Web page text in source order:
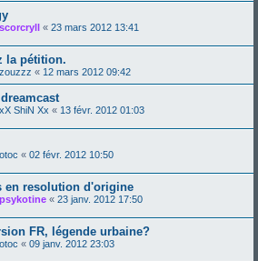
scorcryll « 23 mars 2012 13:41
la pétition.
zouzzz « 12 mars 2012 09:42
xX ShiN Xx « 13 févr. 2012 01:03
otoc « 02 févr. 2012 10:50
en resolution d'origine
psykotine « 23 janv. 2012 17:50
FR, légende urbaine?
otoc « 09 janv. 2012 23:03